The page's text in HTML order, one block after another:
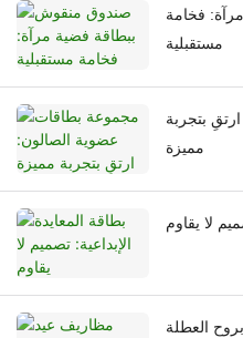
فخامة
مستقبلية
بتجربة
مميزة
لا يقاوم
بروح العطلة